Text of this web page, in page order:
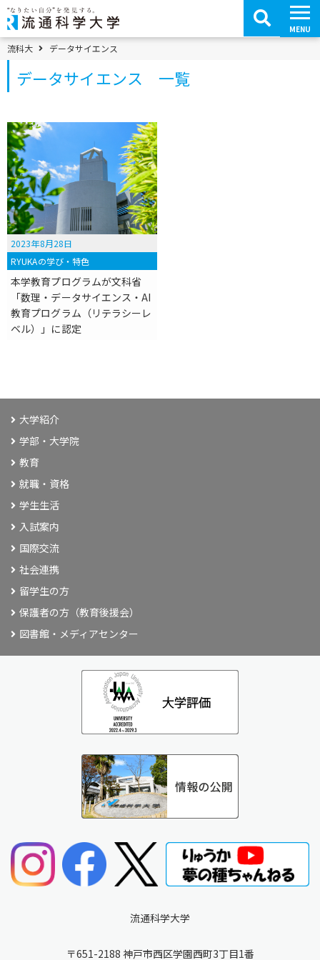
コ
ン
テ
ン
ツ
へ
移
MENU
パンくずメニュー
流科大 データサイエンス
データサイエンス 一覧
2023年8月28日
RYUKAの学び・特色
本学教育プログラムが文科省
「数理・データサイエンス・AI
教育プログラム（リテラシーレ
ベル）」に認定
大学紹介
学部・大学院
教育
就職・資格
学生生活
入試案内
国際交流
社会連携
留学生の方
保護者の方（教育後援会）
図書館・メディアセンター
流通科学大学
〒651-2188 神戸市西区学園西町3丁目1番